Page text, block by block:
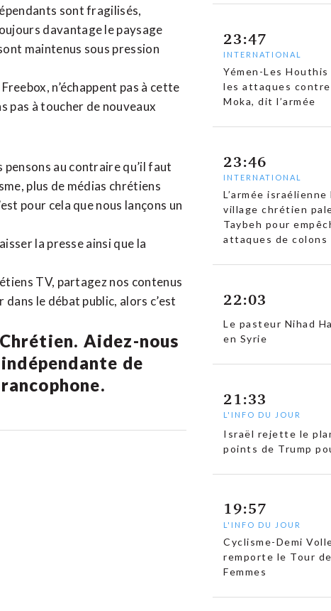
sont fragilisés,
davantage le paysage
maintenus sous pression
n’échappent pas à cette
pas à toucher de nouveaux
au contraire qu’il faut
plus de médias chrétiens
pour cela que nous lançons un
la presse ainsi que la
TV, partagez nos contenus
le débat public, alors c’est
Aidez-nous
de
23:47
INTERNATIONAL
Yémen-Les
les attaques
Moka, dit l’armée
23:46
INTERNATIONAL
L’armée
village chrétien
Taybeh pour
attaques de colons
22:03
Le pasteur Nihad
en Syrie
21:33
L'INFO DU JOUR
Israël rejette le
points de Trump
19:57
L'INFO DU JOUR
Cyclisme-Demi
remporte le Tour
Femmes